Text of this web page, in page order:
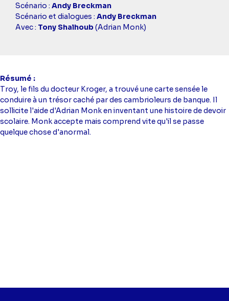
Scénario : Andy Breckman
Scénario et dialogues : Andy Breckman
Avec : Tony Shalhoub(Adrian Monk)
Résumé
Troy, le fils du docteur Kroger, a trouvé une carte sensée le
conduire à un trésor caché par des cambrioleurs de banque. Il
sollicite l'aide d'Adrian Monk en inventant une histoire de devoir
scolaire. Monk accepte mais comprend vite qu'il se passe
quelque chose d'anormal.